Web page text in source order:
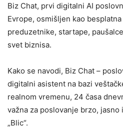
Biz Chat, prvi digitalni AI
Evrope, osmišljen kao
preduzetnike, startape,
svet biznisa.
Kako se navodi, Biz Chat –
digitalni asistent na bazi
realnom vremenu, 24 časa
važna za poslovanje brzo,
„Blic“.